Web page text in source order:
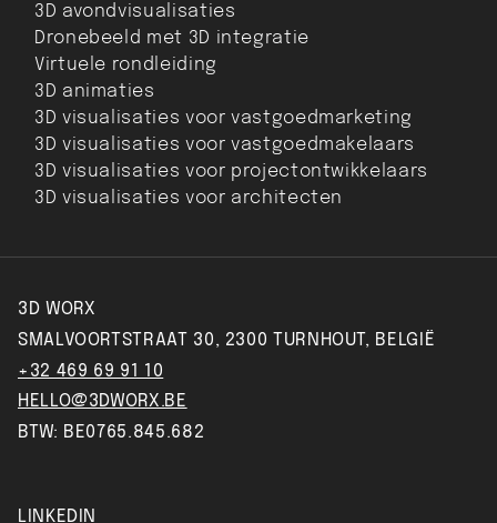
3D avondvisualisaties
Dronebeeld met 3D integratie
Virtuele rondleiding
3D animaties
3D visualisaties voor vastgoedmarketing
3D visualisaties voor vastgoedmakelaars
3D visualisaties voor projectontwikkelaars
3D visualisaties voor architecten
3D WORX
SMALVOORTSTRAAT 30, 2300 TURNHOUT, BELGIË
+32 469 69 91 10
HELLO@3DWORX.BE
BTW: BE0765.845.682
LINKEDIN